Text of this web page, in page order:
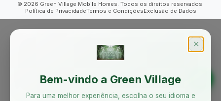
© 2026 Green Village Mobile Homes. Todos os direitos reservados.
Política de PrivacidadeTermos e CondiçõesExclusão de Dados
✕
Bem-vindo a Green Village
Para uma melhor experiência, escolha o seu idioma e